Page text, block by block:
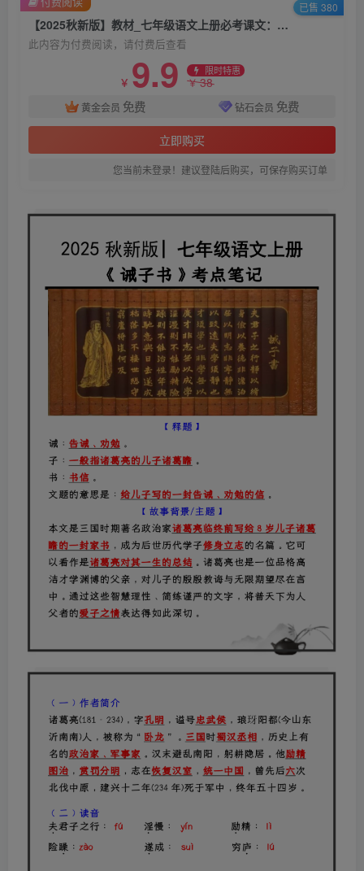
【2025秋新版】教材_七年级语文上册必考课文：《诫子书》知识点考点笔记
此内容为付费阅读，请付费后查看
￥ 9.9 限时特惠
￥38
黄金会员 免费 钻石会员 免费
立即购买
您当前未登录！建议登陆后购买，可保存购买订单
已售 380